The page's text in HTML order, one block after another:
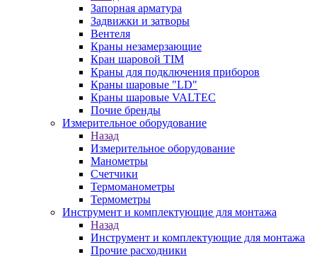
Запорная арматура
Задвижки и затворы
Вентеля
Краны незамерзающие
Кран шаровой TIM
Краны для подключения приборов
Краны шаровые "LD"
Краны шаровые VALTEC
Почие бренды
Измерительное оборудование
Назад
Измерительное оборудование
Манометры
Счетчики
Термоманометры
Термометры
Инструмент и комплектующие для монтажа
Назад
Инструмент и комплектующие для монтажа
Прочие расходники